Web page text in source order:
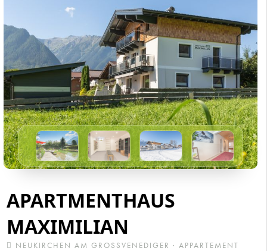
APARTMENTHAUS
MAXIMILIAN
NEUKIRCHEN AM GROSSVENEDIGER · APPARTEMENT